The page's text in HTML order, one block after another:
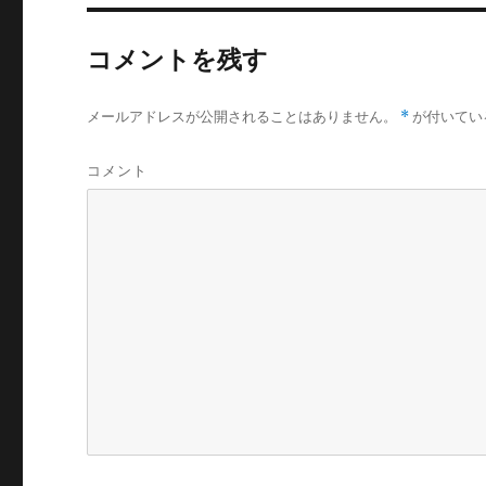
コメントを残す
メールアドレスが公開されることはありません。 * が付いて
コメント